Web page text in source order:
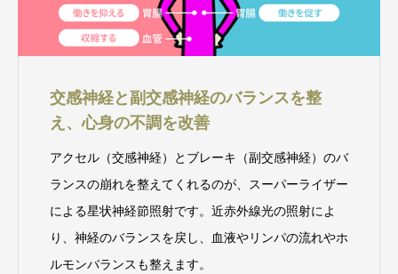
交感神経と副交感神経のバランスを整
え、心身の不調を改善
アクセル（交感神経）とブレーキ（副交感神経）のバ
ランスの崩れを整えてくれるのが、スーパーライザー
による星状神経節照射です。近赤外線光の照射によ
り、神経のバランスを戻し、血液やリンパの流れやホ
ルモンバランスも整えます。